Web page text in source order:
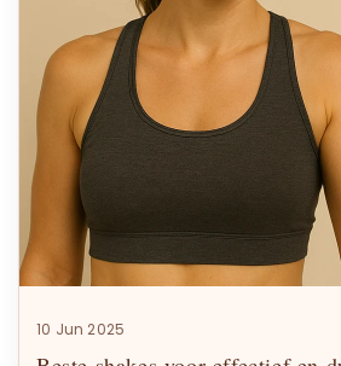
10 Jun 2025